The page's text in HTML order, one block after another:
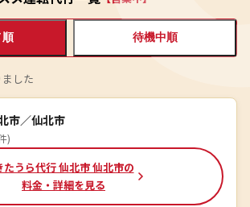
順 待機中順
した
市／仙北市
)
たうら代行 仙北市 仙北市の
料金・詳細を見る